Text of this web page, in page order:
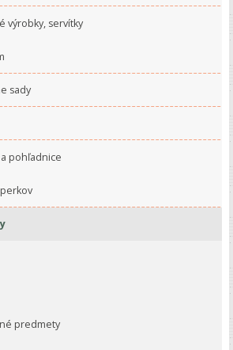
výrobky, servítky
sady
pohľadnice
predmety